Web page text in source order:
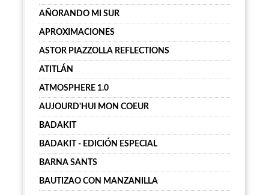
AÑORANDO MI SUR
APROXIMACIONES
ASTOR PIAZZOLLA REFLECTIONS
ATITLÁN
ATMOSPHERE 1.0
AUJOURD'HUI MON COEUR
BADAKIT
BADAKIT - EDICIÓN ESPECIAL
BARNA SANTS
BAUTIZAO CON MANZANILLA